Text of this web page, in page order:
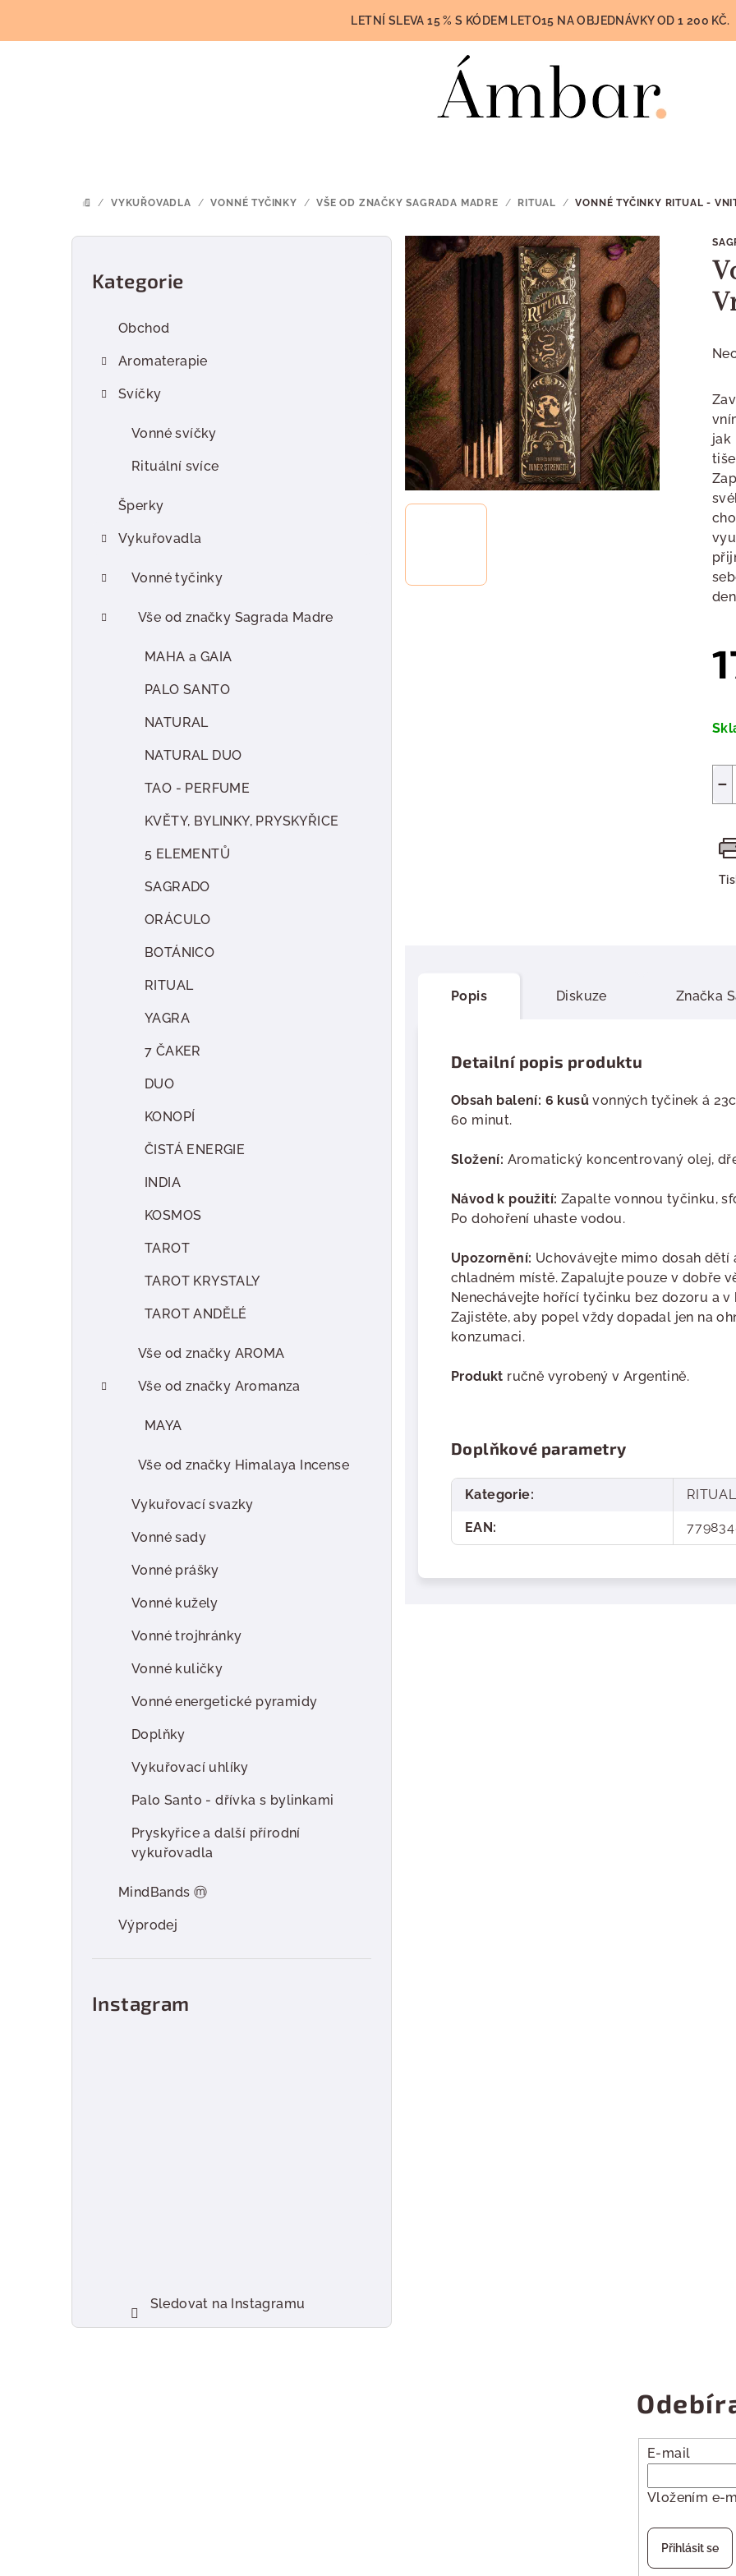
LETNÍ SLEVA 15 % S KÓDEM LETO15 NA OBJEDNÁVKY OD 1 200 KČ.
DOMŮ
/ VYKUŘOVADLA / VONNÉ TYČINKY / VŠE OD ZNAČKY SAGRADA MADRE / RITUAL / VONNÉ TYČINKY RITUAL -
P
Přeskočit
kategorie
Kategorie
Obchod
Aromaterapie
Svíčky
Vonné svíčky
Rituální svíce
Šperky
Vykuřovadla
Vonné tyčinky
Vše od značky Sagrada Madre
MAHA a GAIA
PALO SANTO
NATURAL
NATURAL DUO
TAO - PERFUME
KVĚTY, BYLINKY, PRYSKYŘICE
5 ELEMENTŮ
SAGRADO
ORÁCULO
BOTÁNICO
RITUAL
YAGRA
7 ČAKER
DUO
KONOPÍ
ČISTÁ ENERGIE
INDIA
KOSMOS
TAROT
TAROT KRYSTALY
TAROT ANDĚLÉ
Vše od značky AROMA
Vše od značky Aromanza
MAYA
Vše od značky Himalaya Incense
Vykuřovací svazky
Vonné sady
Vonné prášky
Vonné kužely
Vonné trojhránky
Vonné kuličky
Vonné energetické pyramidy
Doplňky
Vykuřovací uhlíky
Palo Santo - dřívka s bylinkami
Pryskyřice a další přírodní
vykuřovadla
MindBands ⓜ
Výprodej
Instagram
Sledovat na Instagramu
0,0
z
5
jak
−
Popis Diskuze Značka
Detailní popis produktu
Obsah balení: 6 kusůvonných tyčinek á
60 minut.
Složení: Aromatický koncentrovaný olej,
Návod k použití: Zapalte vonnou tyčinku,
Po dohoření uhaste vodou.
Upozornění: Uchovávejte mimo dosah dětí
chladném místě. Zapalujte pouze v dobře
Nenechávejte hořící tyčinku bez dozoru a
Zajistěte, aby popel vždy dopadal jen na
konzumaci.
Produkt ručně vyrobený v Argentině.
Doplňkové parametry
Kategorie: RITUAL
EAN:
E-mail
Vložením e-
Přihlásit se